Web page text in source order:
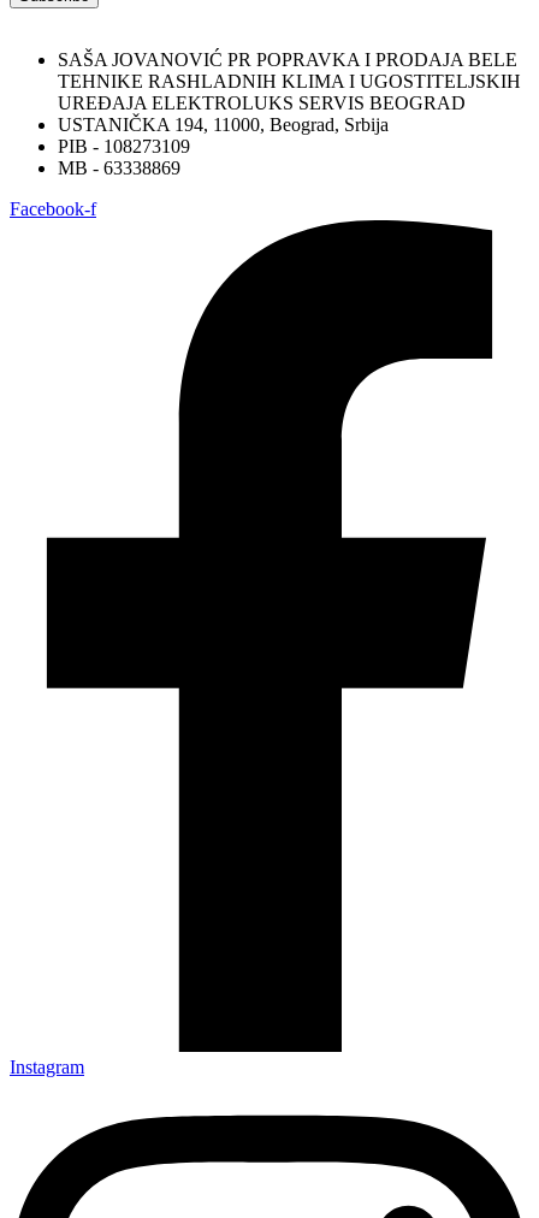
SAŠA JOVANOVIĆ PR POPRAVKA I PRODAJA BELE
TEHNIKE RASHLADNIH KLIMA I UGOSTITELJSKIH
UREĐAJA ELEKTROLUKS SERVIS BEOGRAD
USTANIČKA 194, 11000, Beograd, Srbija
PIB - 108273109
MB - 63338869
Facebook-f
Instagram